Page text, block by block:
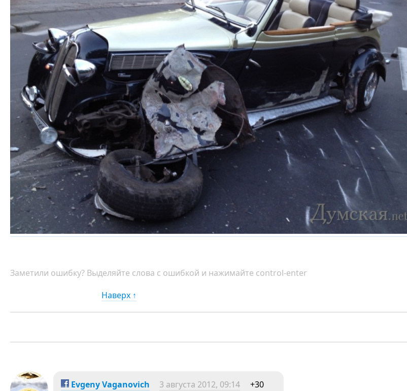
Заметили ошибку? Выделяйте слова с ошибкой и нажимайте control-enter
Наверх ↑
Evgeny Vaganovich 3 августа 2012, 09:14
+30